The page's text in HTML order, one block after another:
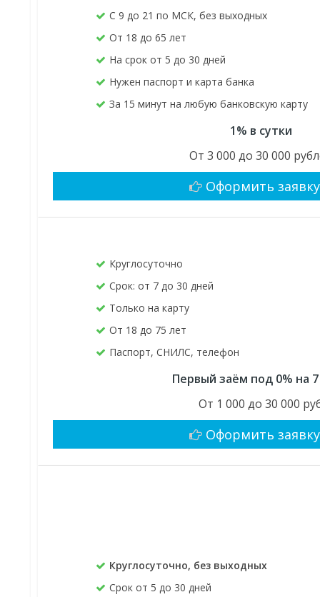
С 9 до 21 по МСК, без выходных
От 18 до 65 лет
На срок от 5 до 30 дней
Нужен паспорт и карта банка
За 15 минут на любую банковскую карту
1% в сутки
От 3 000 до 30 000
Оформить заявку
Круглосуточно
Срок: от 7 до 30 дней
Только на карту
От 18 до 75 лет
Паспорт, СНИЛС, телефон
Первый заём под 0% на
От 1 000 до 30 000
Оформить заявку
Круглосуточно, без выходных
Срок от 5 до 30 дней